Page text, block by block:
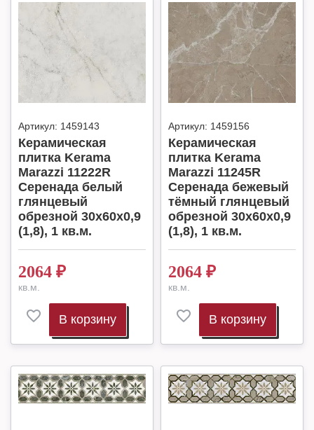
Артикул: 1459143
Керамическая
плитка Kerama
Marazzi 11222R
Серенада белый
глянцевый
обрезной 30x60x0,9
(1,8), 1 кв.м.
2064 ₽
кв.м.
В корзину
Артикул: 1459156
Керамическая
плитка Kerama
Marazzi 11245R
Серенада бежевый
тёмный глянцевый
обрезной 30x60x0,9
(1,8), 1 кв.м.
2064 ₽
кв.м.
В корзину